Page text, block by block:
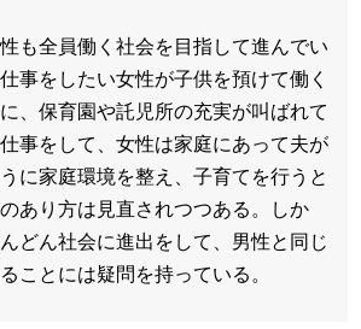
も全員働く社会を目指して進んでい
事をしたい女性が子供を預けて働く
、保育園や託児所の充実が叫ばれて
事をして、女性は家庭にあって夫が
に家庭環境を整え、子育てを行うと
あり方は見直されつつある。しか
どん社会に進出をして、男性と同じ
ことには疑問を持っている。